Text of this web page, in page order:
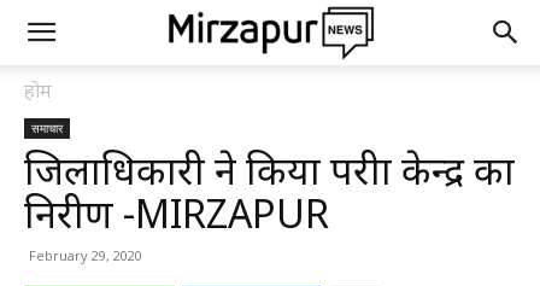
होम
समाचार
जिलाधिकारी ने किया परीक्षा केन्द्र का
निरीक्षण -MIRZAPUR
February 29, 2020